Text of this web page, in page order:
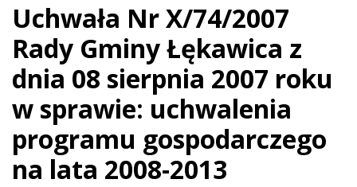
Uchwała Nr X/74/2007
Rady Gminy Łękawica z
dnia 08 sierpnia 2007 roku
w sprawie: uchwalenia
programu gospodarczego
na lata 2008-2013